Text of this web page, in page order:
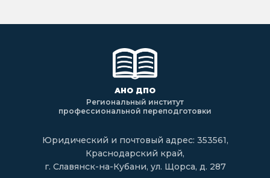
АНО ДПО
Региональный институт
профессиональной переподготовки
Юридический и почтовый адрес: 353561,
Краснодарский край,
г. Славянск-на-Кубани, ул. Щорса, д. 287